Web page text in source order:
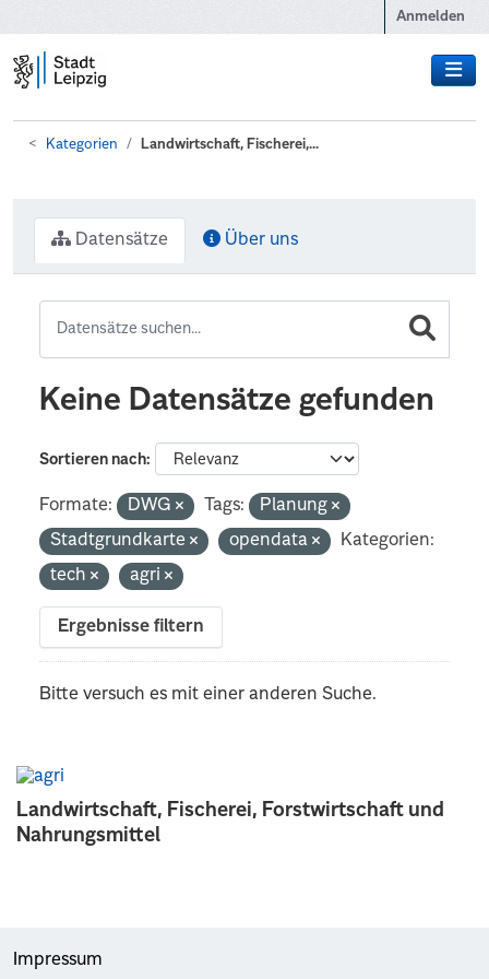
Anmelden
Kategorien Landwirtschaft, Fischerei,...
Landwirtschaft, Fischerei, Forstwirtschaft und
Nahrungsmittel
Datensätze Über uns
Keine Datensätze gefunden
Sortieren nach
Formate: DWG Tags:
Planung
Stadtgrundkarte
opendata
Kategorien:
tech
agri
Ergebnisse filtern
Bitte versuch es mit einer anderen Suche.
Impressum